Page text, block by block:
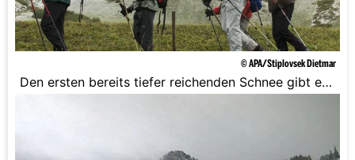
© APA/Stiplovsek Dietmar
Den ersten bereits tiefer reichenden Schnee gibt es